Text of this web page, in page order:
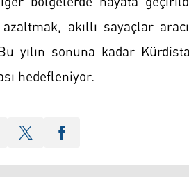
azaltmak, akıllı sayaçlar
yılın sonuna kadar
hedefleniyor.